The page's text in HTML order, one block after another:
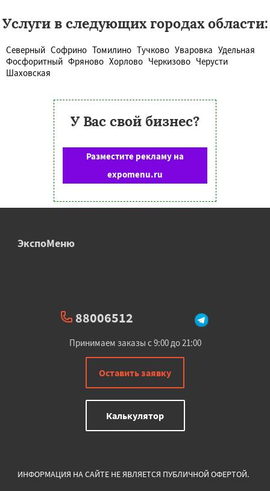
Услуги в следующих городах области:
Северный Софрино Томилино Тучково Уваровка Удельная
Фосфоритный Фряново Хорлово Черкизово Черусти
Шаховская
У Вас свой бизнес?
Разместите рекламу на
expomenu.ru
ЭкспоМеню
88006512
Принимаем заказы с 9:00 до 21:00
Оставить заявку
Калькулятор
ИНФОРМАЦИЯ НА САЙТЕ НЕ ЯВЛЯЕТСЯ ПУБЛИЧНОЙ ОФЕРТОЙ.